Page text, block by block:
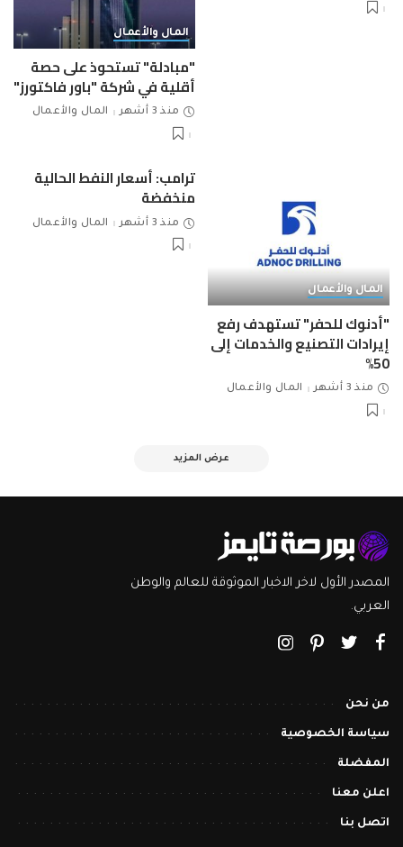
المال والأعمال
"مبادلة" تستحوذ على حصة
أقلية في شركة "باور فاكتورز"
منذ 3 أشهر المال والأعمال
المال والأعمال
"أدنوك للحفر" تستهدف رفع
إيرادات التصنيع والخدمات إلى
50%
منذ 3 أشهر المال والأعمال
ترامب: أسعار النفط الحالية
منخفضة
منذ 3 أشهر المال والأعمال
عرض المزيد
المصدر الأول لاخر الاخبار الموثوقة للعالم والوطن
العربي.
من نحن
سياسة الخصوصية
المفضلة
اعلن معنا
اتصل بنا